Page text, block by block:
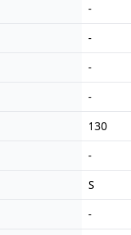
-
-
-
-
130
-
S
-